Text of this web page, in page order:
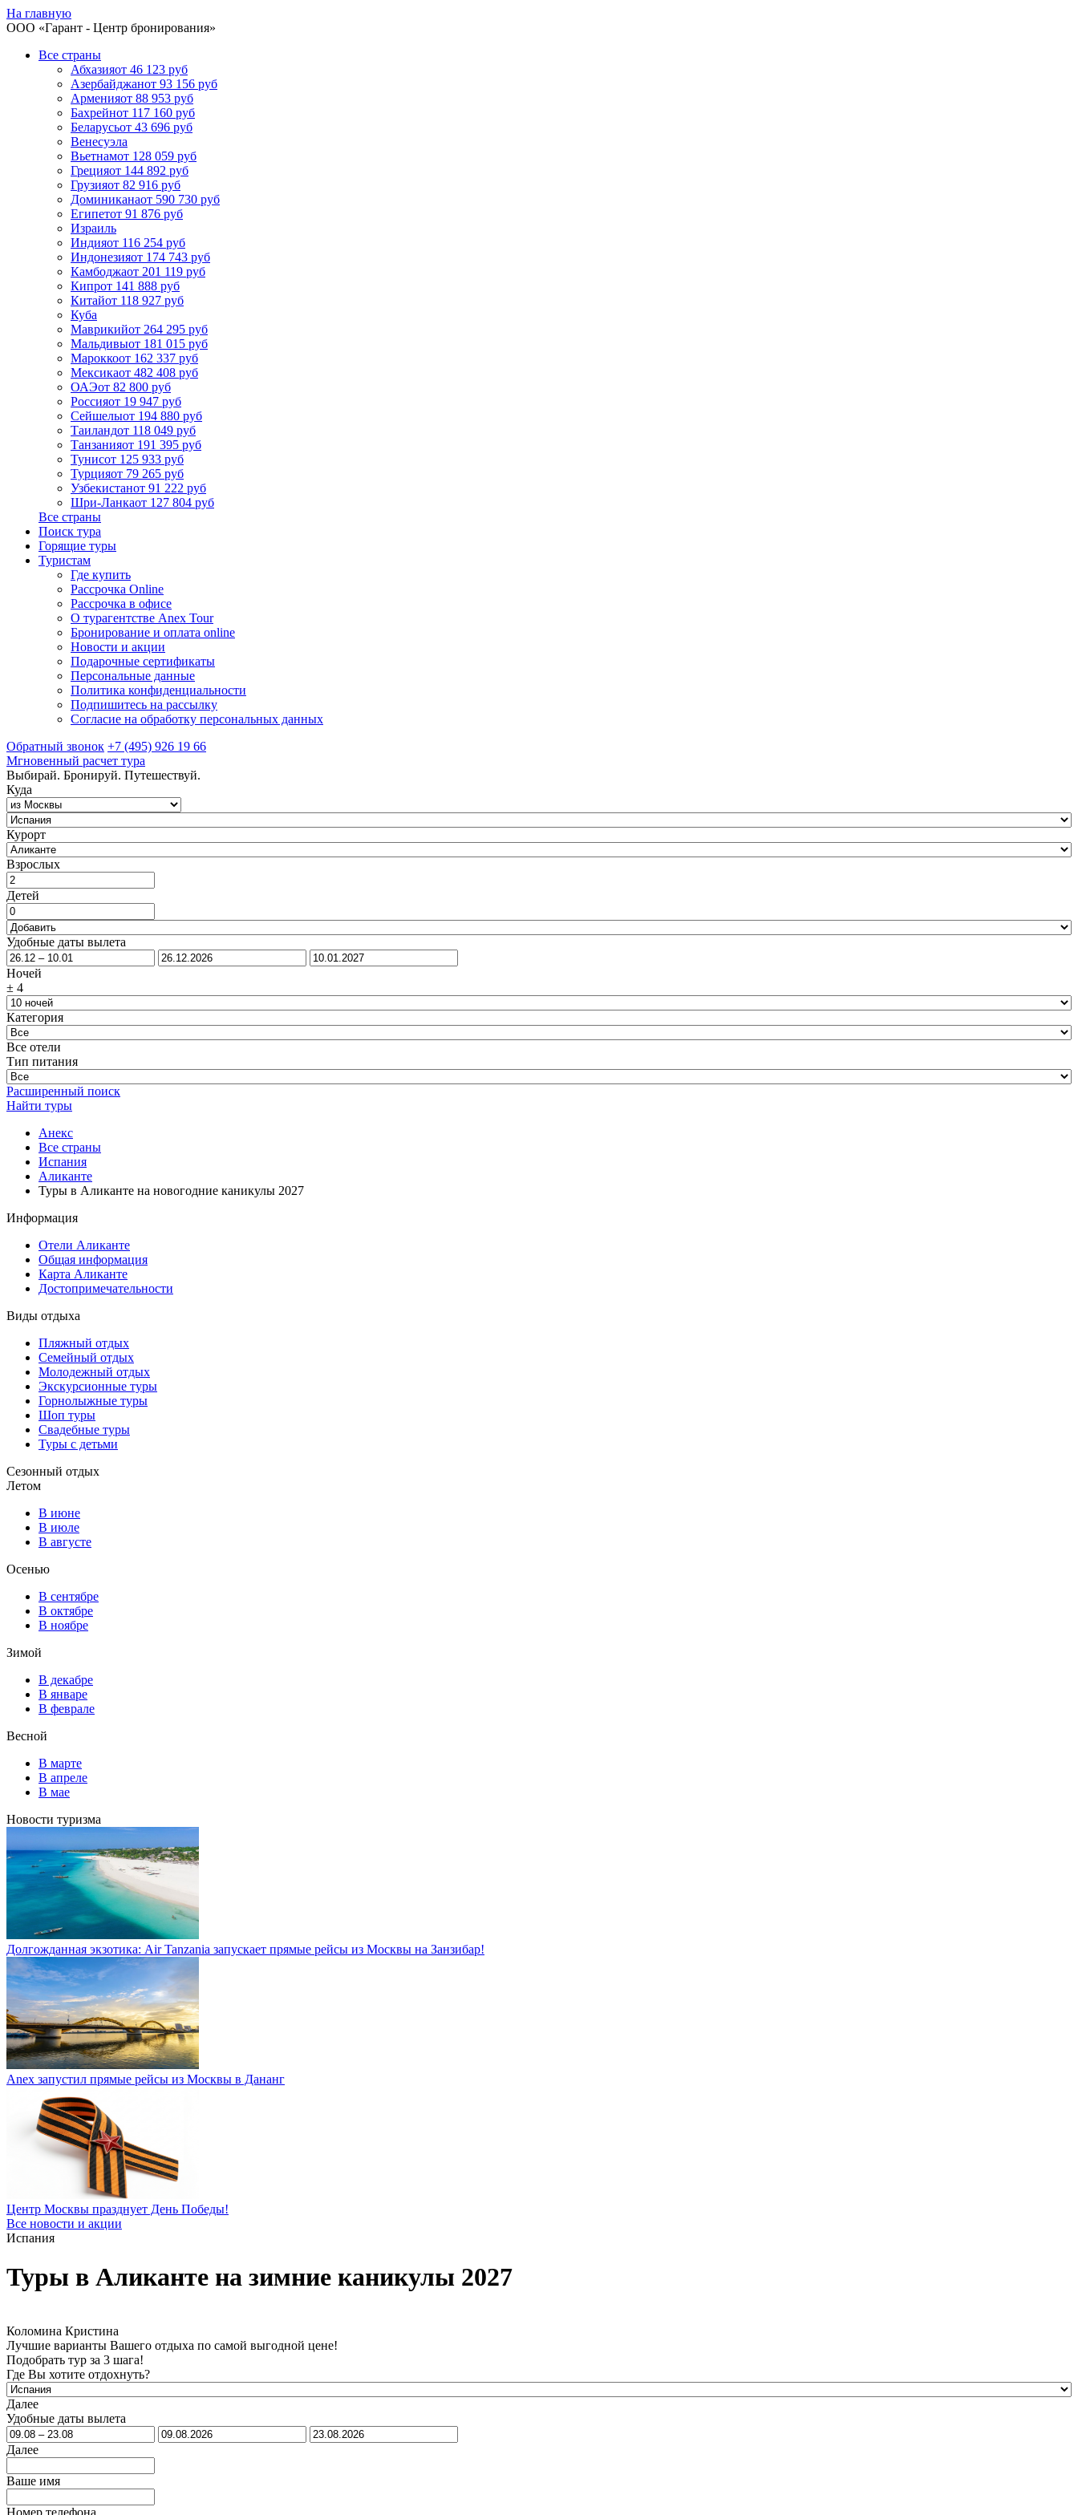
На главную
ООО «Гарант - Центр бронирования»
Все страны
Абхазияот 46 123 руб
Азербайджанот 93 156 руб
Арменияот 88 953 руб
Бахрейнот 117 160 руб
Беларусьот 43 696 руб
Венесуэла
Вьетнамот 128 059 руб
Грецияот 144 892 руб
Грузияот 82 916 руб
Доминиканаот 590 730 руб
Египетот 91 876 руб
Израиль
Индияот 116 254 руб
Индонезияот 174 743 руб
Камбоджаот 201 119 руб
Кипрот 141 888 руб
Китайот 118 927 руб
Куба
Маврикийот 264 295 руб
Мальдивыот 181 015 руб
Мароккоот 162 337 руб
Мексикаот 482 408 руб
ОАЭот 82 800 руб
Россияот 19 947 руб
Сейшелыот 194 880 руб
Таиландот 118 049 руб
Танзанияот 191 395 руб
Тунисот 125 933 руб
Турцияот 79 265 руб
Узбекистанот 91 222 руб
Шри-Ланкаот 127 804 руб
Все страны
Поиск тура
Горящие туры
Туристам
Где купить
Рассрочка Online
Рассрочка в офисе
О турагентстве Anex Tour
Бронирование и оплата online
Новости и акции
Подарочные сертификаты
Персональные данные
Политика конфиденциальности
Подпишитесь на рассылку
Согласие на обработку персональных данных
Обратный звонок +7 (495) 926 19 66
Мгновенный расчет тура
Выбирай. Бронируй. Путешествуй.
Куда
Курорт
Взрослых
Детей
Удобные даты вылета
Ночей
± 4
Категория
Все отели
Тип питания
Расширенный поиск
Найти туры
Анекс
Все страны
Испания
Аликанте
Туры в Аликанте на новогодние каникулы 2027
Информация
Отели Аликанте
Общая информация
Карта Аликанте
Достопримечательности
Виды отдыха
Пляжный отдых
Семейный отдых
Молодежный отдых
Экскурсионные туры
Горнолыжные туры
Шоп туры
Свадебные туры
Туры с детьми
Сезонный отдых
Летом
В июне
В июле
В августе
Осенью
В сентябре
В октябре
В ноябре
Зимой
В декабре
В январе
В феврале
Весной
В марте
В апреле
В мае
Новости туризма
Долгожданная экзотика: Air Tanzania запускает прямые рейсы из Москвы на Занзибар!
Anex запустил прямые рейсы из Москвы в Дананг
Центр Москвы празднует День Победы!
Все новости и акции
Испания
Туры в Аликанте на зимние каникулы 2027
Коломина Кристина
Лучшие варианты Вашего отдыха по самой выгодной цене!
Подобрать тур за 3 шага!
Где Вы хотите отдохнуть?
Далее
Удобные даты вылета
Далее
Ваше имя
Номер телефона